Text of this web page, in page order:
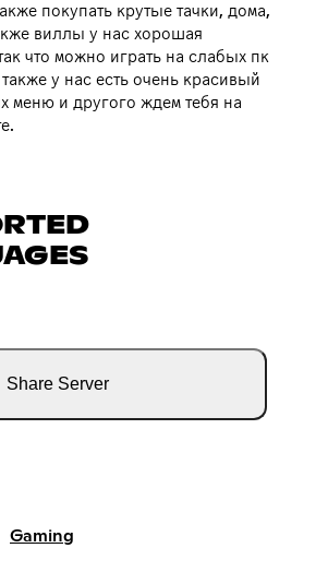
покупать крутые тачки, дома,
виллы у нас хорошая
что можно играть на слабых пк
у нас есть очень красивый
меню и другого ждем тебя на
Share Server
Gaming